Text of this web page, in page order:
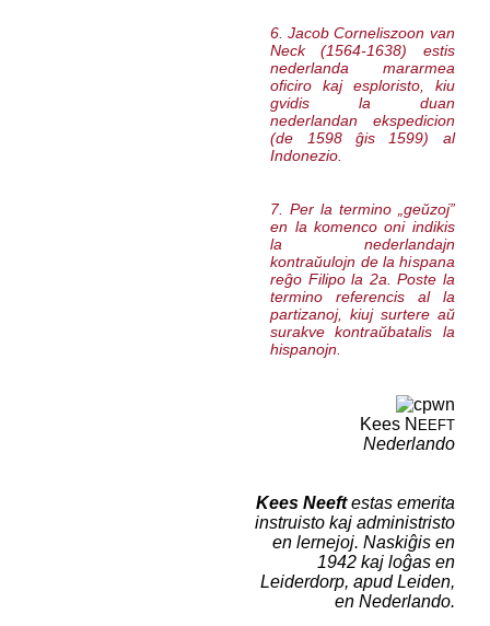
6. Jacob Corneliszoon van
Neck (1564-1638) estis
nederlanda mararmea
oficiro kaj esploristo, kiu
gvidis la duan
nederlandan ekspedicion
(de 1598 ĝis 1599) al
Indonezio.
7. Per la termino „geŭzoj”
en la komenco oni indikis
la nederlandajn
kontraŭulojn de la hispana
reĝo Filipo la 2a. Poste la
termino referencis al la
partizanoj, kiuj surtere aŭ
surakve kontraŭbatalis la
hispanojn.
Kees N EEFT
Nederlando
Kees Neeftestas emerita
instruisto kaj administristo
en lernejoj. Naskiĝis en
1942 kaj loĝas en
Leiderdorp, apud Leiden,
en Nederlando.